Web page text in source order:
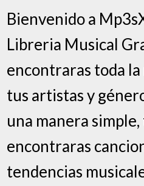
Bienvenido a
Libreria Musical
encontraras toda la
tus artistas y
una manera
encontraras
tendencias